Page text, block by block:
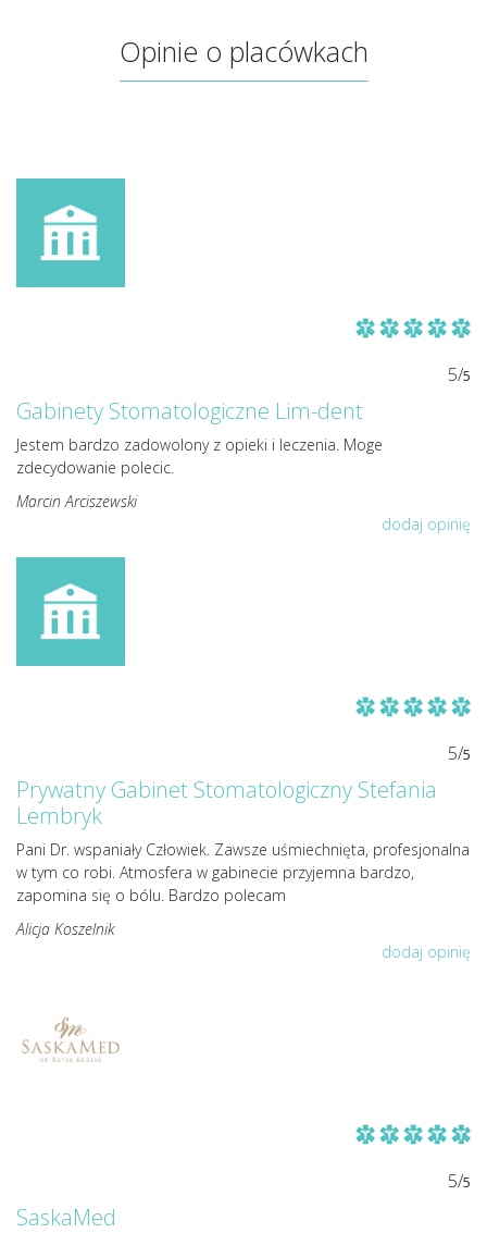
Opinie o placówkach
5/5
Gabinety Stomatologiczne Lim-dent
Jestem bardzo zadowolony z opieki i leczenia. Moge
zdecydowanie polecic.
Marcin Arciszewski
dodaj opinię
5/5
Prywatny Gabinet Stomatologiczny Stefania
Lembryk
Pani Dr. wspaniały Człowiek. Zawsze uśmiechnięta, profesjonalna
w tym co robi. Atmosfera w gabinecie przyjemna bardzo,
zapomina się o bólu. Bardzo polecam
Alicja Koszelnik
dodaj opinię
5/5
SaskaMed